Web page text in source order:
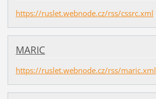
https://ruslet.webnode.cz/rss/cssrc.xml
MARIC
https://ruslet.webnode.cz/rss/maric.xml